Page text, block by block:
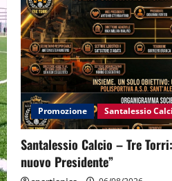
Promozione Santalessio
Santalessio Calcio – Tre
nuovo Presidente”